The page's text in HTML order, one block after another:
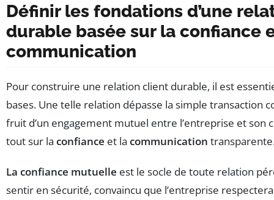
Définir les fondations d’une
durable basée sur la confiance
communication
Pour construire une relation client durable, il est
bases. Une telle relation dépasse la simple transaction
fruit d’un engagement mutuel entre l’entreprise et son
tout sur la confiance et la communication
La confiance mutuelle est le socle de toute relation
sentir en sécurité, convaincu que l’entreprise